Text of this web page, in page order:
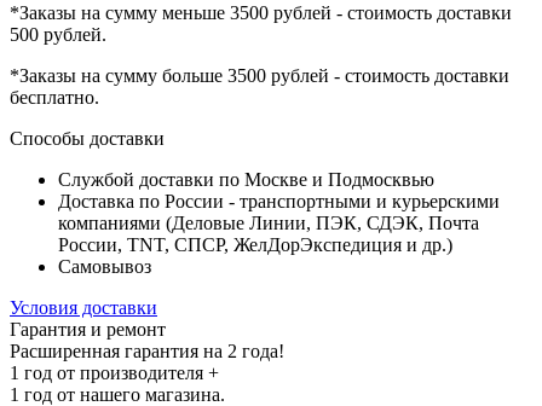
*Заказы на сумму меньше 3500 рублей - стоимость доставки
500 рублей.
*Заказы на сумму больше 3500 рублей - стоимость доставки
бесплатно.
Способы доставки
Службой доставки по Москве и Подмосквью
Доставка по России - транспортными и курьерскими
компаниями (Деловые Линии, ПЭК, СДЭК, Почта
России, TNT, СПСР, ЖелДорЭкспедиция и др.)
Самовывоз
Условия доставки
Гарантия и ремонт
Расширенная гарантия на 2 года!
1 год от производителя +
1 год от нашего магазина.